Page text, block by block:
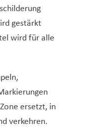
gestärkt
wird für alle
ersetzt, in
verkehren.